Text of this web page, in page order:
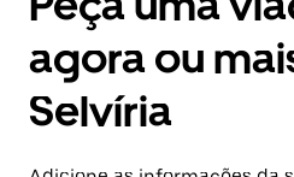
agora ou
Selvíria